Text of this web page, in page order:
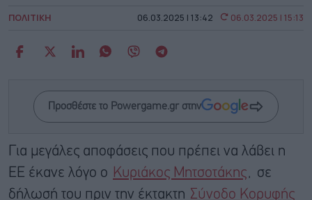
ΠΟΛΙΤΙΚΗ 06.03.2025 | 13:42 06.03.2025 | 15:13
Προσθέστε το Powergame.gr στην
Για μεγάλες αποφάσεις που πρέπει να λάβει η
ΕΕ έκανε λόγο ο Κυριάκος Μητσοτάκης
, σε
δήλωσή του πριν την έκτακτη Σύνοδο Κορυφής